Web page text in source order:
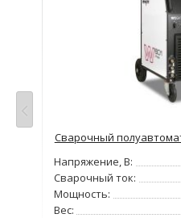
Сварочный
Напряжение, В:
Сварочный ток:
Мощность:
Вес: